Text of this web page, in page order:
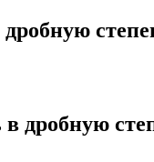
дробную